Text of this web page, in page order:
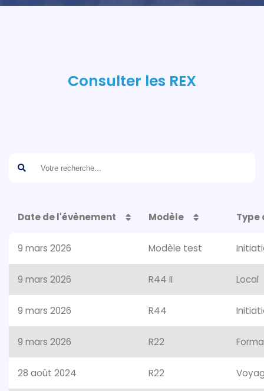
Consulter les REX
Date de l'évènement Modèle Type
9 mars 2026 Modèle test
9 mars 2026 R44 II Local
9 mars 2026 R44
9 mars 2026 R22
28 août 2024 R22